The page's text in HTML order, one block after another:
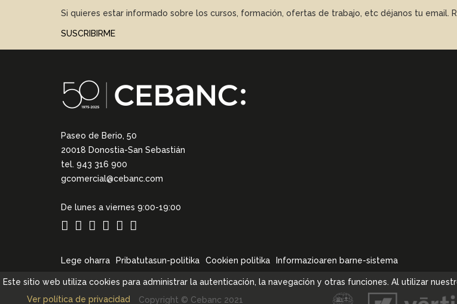
Si quieres estar informado sobre los cursos, formación, ofertas de trabajo, etc déjanos tu email.
SUSCRIBIRME
Paseo de Berio, 50
20018 Donostia-San Sebastián
tel. 943 316 900
gcomercial@cebanc.com
De lunes a viernes 9:00-19:00
Lege oharra Pribatutasun-politika Cookien politika Informazioaren barne-sistema
Copyright © Cebanc 2021
Este sitio web utiliza cookies para administrar la autenticación, la navegación y otras funciones. Al utilizar
Ver política de privacidad